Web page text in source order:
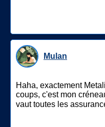
Mulan
Haha, exactement
coups, c'est mon
vaut toutes les